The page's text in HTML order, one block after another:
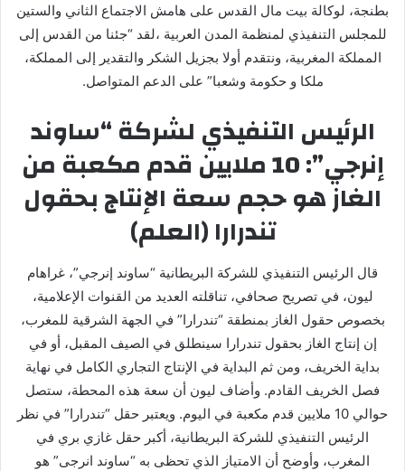
بطنجة، لوكالة بيت مال القدس على هامش الاجتماع الثاني والستين
للمجلس التنفيذي لمنظمة المدن العربية ،لقد “جئنا من القدس إلى
المملكة المغربية، ونتقدم أولا بجزيل الشكر والتقدير إلى المملكة،
ملكا و حكومة وشعبا” على الدعم المتواصل.
الرئيس التنفيذي لشركة “ساوند
إنرجي”: 10 ملايين قدم مكعبة من
الغاز هو حجم سعة الإنتاج بحقول
تندرارا (العلم)
قال الرئيس التنفيذي للشركة البريطانية “ساوند إنرجي”، غراهام
ليون، في تصريح صحافي، تناقلته العديد من القنوات الإعلامية،
بخصوص حقول الغاز بمنطقة “تندرارا” في الجهة الشرقية للمغرب،
إن إنتاج الغاز بحقول تندرارا سينطلق في الصيف المقبل، أو في
بداية الخريف، ومن ثم البداية في الإنتاج التجاري الكامل في نهاية
فصل الخريف القادم. وأضاف ليون أن سعة هذه المحطة، ستصل
حوالي 10 ملايين قدم مكعبة في اليوم. ويعتبر حقل “تندرارا” في نظر
الرئيس التنفيذي للشركة البريطانية، أكبر حقل غازي بري في
المغرب، وأوضح أن الامتياز الذي تحظى به “ساوند انرجی” هو